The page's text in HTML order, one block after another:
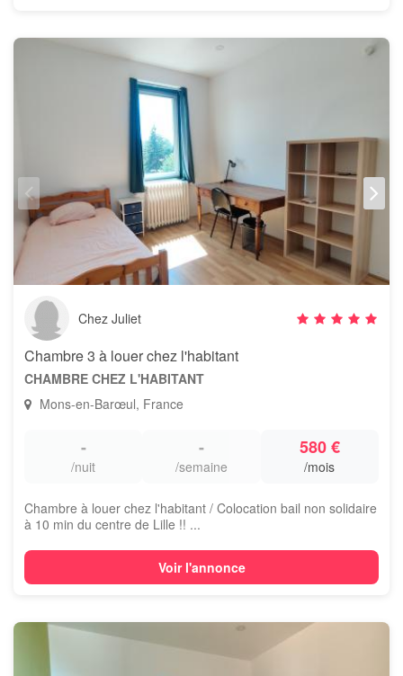
Chez Juliet
Chambre 3 à louer chez l'habitant
CHAMBRE CHEZ L'HABITANT
Mons-en-Barœul, France
-
/nuit
-
/semaine
580 €
/mois
Chambre à louer chez l'habitant / Colocation bail non solidaire
à 10 min du centre de Lille !! ...
Voir l'annonce